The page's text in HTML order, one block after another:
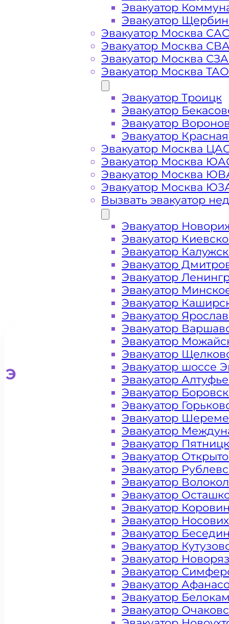
Стоимость
услуг
эвакуатора на
Проспекте
Мира
Эвакуатор для легковых
Цена от 4000 рублей
Эвакуатор
Эвакуатор
Эвакуатор Москва
Эвакуатор Москва
Эвакуатор Москва
Эвакуатор Москва ТАО
Эвакуатор Троицк
Эвакуатор
Эвакуатор
Эвакуатор
Эвакуатор Москва
Эвакуатор Москва
Эвакуатор Москва
Эвакуатор Москва
Вызвать эвакуатор
Эвакуатор
Эвакуатор
Эвакуатор
Эвакуатор
Эвакуатор
Эвакуатор
Эвакуатор
Эвакуатор
Эвакуатор
Эвакуатор
Эвакуатор
Эвакуатор шоссе
Эвакуатор
Эвакуатор
Эвакуатор
Эвакуатор
Эвакуатор
Эвакуатор
Эвакуатор
Эвакуатор
Эвакуатор
Эвакуатор
Эвакуатор
Эвакуатор
Эвакуатор
Эвакуатор
Эвакуатор
Эвакуатор
Эвакуатор
Эвакуатор
Эвакуатор